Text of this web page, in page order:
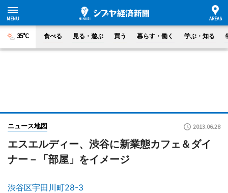
35°C 食べる 見る・遊ぶ 買う 暮らす・働く 学ぶ・知る
ニュース地図 2013.06.28
エスエルディー、渋谷に新業態カフェ＆ダイ
ナー－「部屋」をイメージ
渋谷区宇田川町28-3